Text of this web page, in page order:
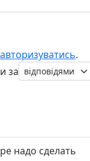
авторизуватись.
за
надо сделать